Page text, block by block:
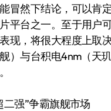
冒然下结论，可以肯
平台之一。至于用户
现，将很大程度上取
）与台积电4nm（天
二强”争霸旗舰市场